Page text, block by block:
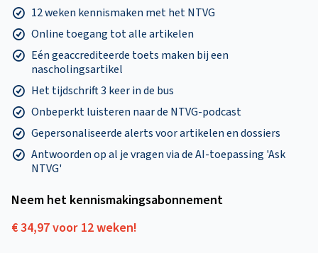
12 weken kennismaken met het NTVG
Online toegang tot alle artikelen
Eén geaccrediteerde toets maken bij een
nascholingsartikel
Het tijdschrift 3 keer in de bus
Onbeperkt luisteren naar de NTVG-podcast
Gepersonaliseerde alerts voor artikelen en dossiers
Antwoorden op al je vragen via de AI-toepassing 'Ask
NTVG'
Neem het kennismakings­abonnement
€ 34,97 voor 12 weken!